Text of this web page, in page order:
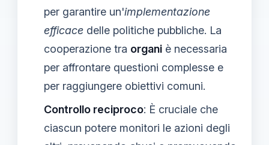
per garantire un'implementazione
efficace delle politiche pubbliche. La
cooperazione tra organi è necessaria
per affrontare questioni complesse e
per raggiungere obiettivi comuni.
Controllo reciproco: È cruciale che
ciascun potere monitori le azioni degli